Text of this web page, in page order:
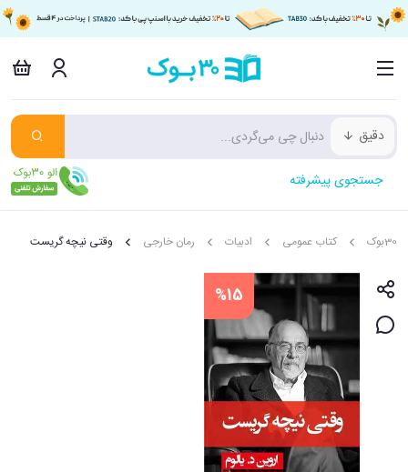
دقیق
جستجوی پیشرفته
30بوک کتاب عمومی ادبیات رمان خارجی وقتی نیچه گریست
%15